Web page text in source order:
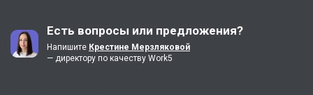
Есть вопросы или предложения?
Напишите Крестине Мерзляковой
— директору по качеству Work5